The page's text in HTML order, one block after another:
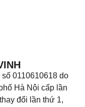
0110610618 do
Hà Nội cấp lần
đổi lần thứ 1,